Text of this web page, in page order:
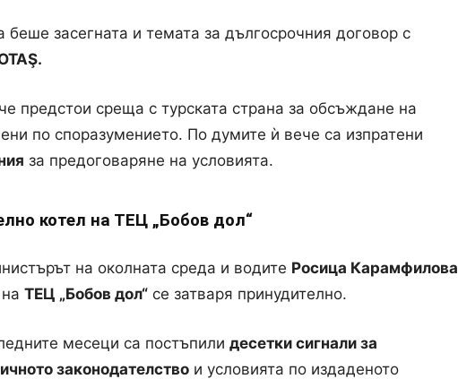
засегната и темата за дългосрочния договор с
.
предстои среща с турската страна за обсъждане на
по споразумението. По думите ѝ вече са изпратени
за предоговаряне на условията.
котел на ТЕЦ „Бобов дол“
на околната среда и водите Росица Карамфилова
ТЕЦ „Бобов дол“ се затваря принудително.
месеци са постъпили десетки сигнали за
законодателство и условията по издаденото